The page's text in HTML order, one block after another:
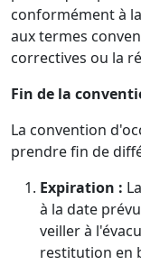
conformément à
aux termes
correctives ou la
Fin de la
La convention
prendre fin de
Expiration :
à la date
veiller à
restitution en